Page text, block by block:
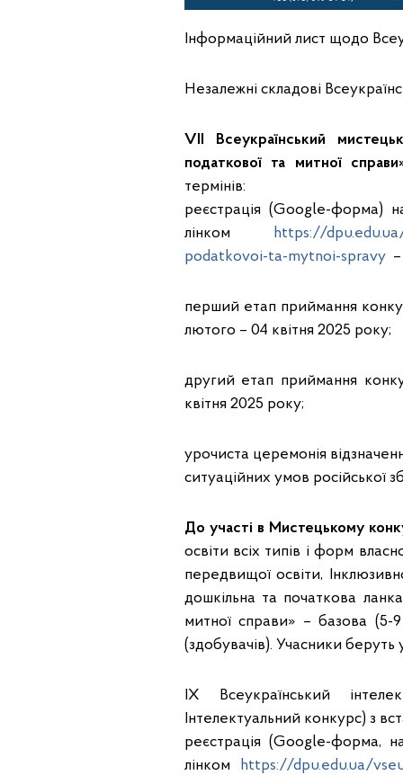
Інформаційний лист щодо
Незалежні складові
VII Всеукраїнський
податкової та митної
термінів:
реєстрація (Google-форма)
лінком
https://
podatkovoi-ta-mytnoi-spravy–
перший етап приймання
лютого – 04 квітня 2025 року;
другий етап приймання
квітня 2025 року;
урочиста церемонія
ситуаційних умов російської
До участі в Мистецькому
освіти всіх типів і форм
передвищої освіти,
дошкільна та початкова
митної справи» – базова (5-
(здобувачів). Учасники беруть
IX Всеукраїнський
Інтелектуальний конкурс) з
реєстрація (Google-форма,
лінком
https://dpu.edu.ua/